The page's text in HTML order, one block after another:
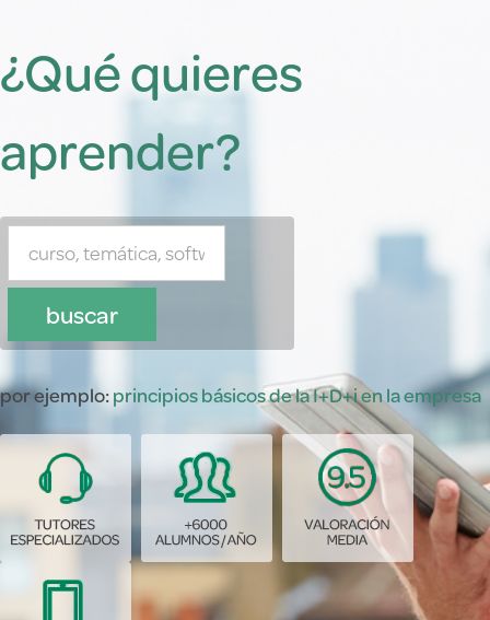
¿Qué quieres
aprender?
buscar
por ejemplo:principios básicos de la I+D+i en la empresa